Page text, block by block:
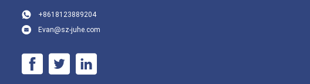
+8618123889204
Evan@sz-juhe.com